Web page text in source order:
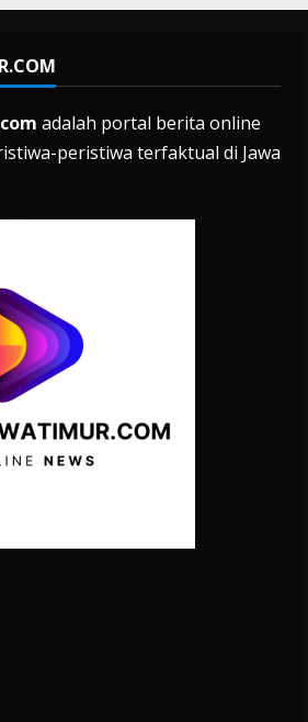
adalah portal berita online
peristiwa terfaktual di Jawa